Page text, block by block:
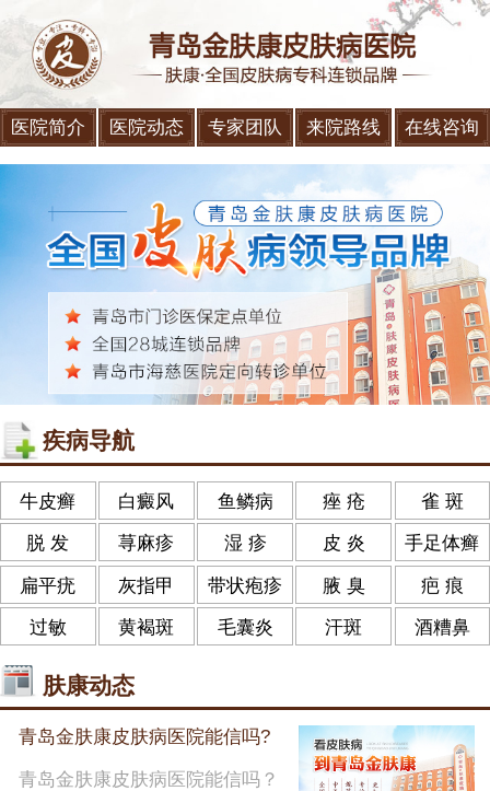
医院简介 医院动态 专家团队 来院路线 在线咨询
疾病导航
牛皮癣 白癜风 鱼鳞病 痤 疮 雀 斑
脱 发 荨麻疹 湿 疹 皮 炎 手足体癣
扁平疣 灰指甲 带状疱疹 腋 臭 疤 痕
过敏 黄褐斑 毛囊炎 汗斑 酒糟鼻
肤康动态
青岛金肤康皮肤病医院能信吗?
青岛金肤康皮肤病医院能信吗？